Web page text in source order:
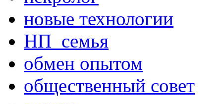
новые технологии
НП_семья
обмен опытом
общественный совет